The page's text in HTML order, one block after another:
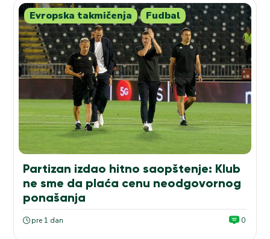
Evropska takmičenja Fudbal
Partizan izdao hitno saopštenje: Klub
ne sme da plaća cenu neodgovornog
ponašanja
pre 1 dan 0